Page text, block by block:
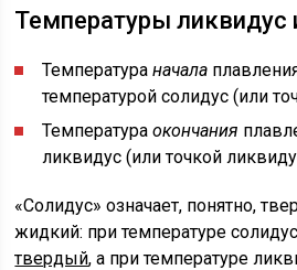
Температуры ликвидус
Температураначала
температурой солидус (или
Температураокончания
ликвидус (или точкой
«Солидус» означает, понятно,
жидкий: при температуре
твердый, а при температуре